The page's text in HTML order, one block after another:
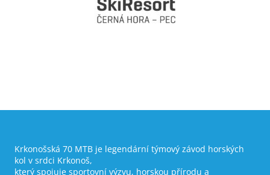
Krkonošská 70 MTB je legendární týmový závod horských
kol v srdci Krkonoš,
který spojuje sportovní výzvu, horskou přírodu a